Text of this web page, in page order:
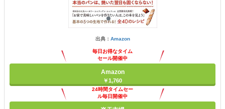
出典： Amazon
毎日お得なタイム
セール開催中
Amazon
￥1,760
24時間タイムセー
ル毎日開催中